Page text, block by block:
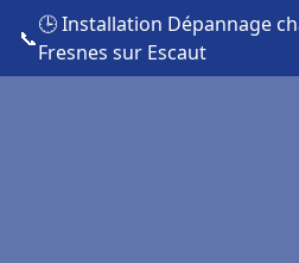
📞
🕒 Installation Dépannage
Fresnes sur Escaut